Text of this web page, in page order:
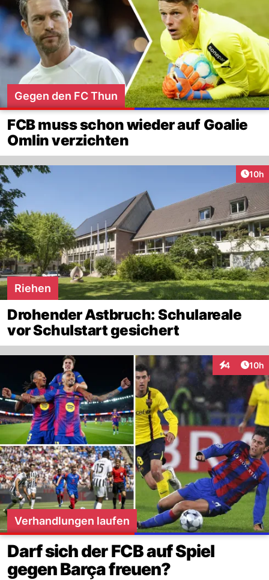
Gegen den FC Thun
FCB muss schon wieder auf Goalie
Omlin verzichten
10h
Riehen
Drohender Astbruch: Schulareale
vor Schulstart gesichert
4
Interaktionen
10h
Verhandlungen laufen
Darf sich der FCB auf Spiel
gegen Barça freuen?